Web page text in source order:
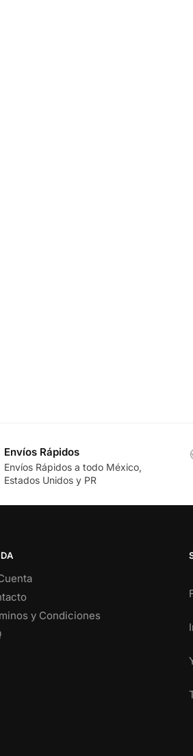
Envíos Rápidos
Envíos Rápidos a todo México,
Estados Unidos y PR
y Condiciones